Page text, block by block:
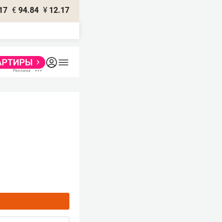
€ 94.84 ¥ 12.17